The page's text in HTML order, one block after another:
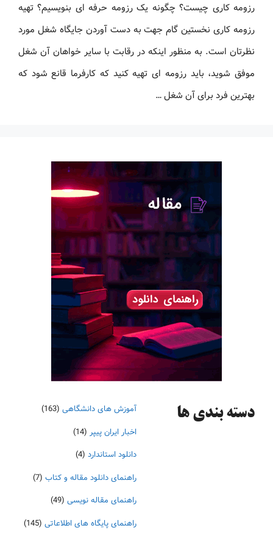
رزومه کاری چیست؟ چگونه یک رزومه حرفه ای بنویسیم؟ تهیه
رزومه کاری نخستین گام جهت به دست آوردن جایگاه شغل مورد
نظرتان است. به منظور اینکه در رقابت با سایر خواهان آن شغل
موفق شوید، باید رزومه ‌ای تهیه کنید که کارفرما قانع شود که
بهترین فرد برای آن شغل …
دسته‌ بندی ها آموزش های دانشگاهی (163)
اخبار ایران پیپر (14)
دانلود استاندارد (4)
راهنمای دانلود مقاله و کتاب (7)
راهنمای مقاله نویسی (49)
راهنمای پایگاه های اطلاعاتی (145)